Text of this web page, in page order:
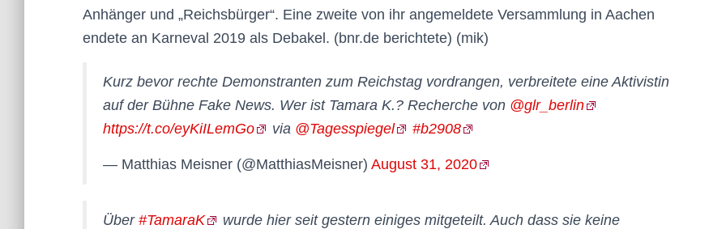
Anhänger und „Reichsbürger“. Eine zweite von ihr angemeldete Versammlung in Aachen
endete an Karneval 2019 als Debakel. (bnr.de berichtete) (mik)
Kurz bevor rechte Demonstranten zum Reichstag vordrangen, verbreitete eine Aktivistin
auf der Bühne Fake News. Wer ist Tamara K.? Recherche von @glr_berlin
https://t.co/eyKiILemGo
via @Tagesspiegel #b2908
— Matthias Meisner (@MatthiasMeisner) August 31, 2020
Über #TamaraK
wurde hier seit gestern einiges mitgeteilt. Auch dass sie keine